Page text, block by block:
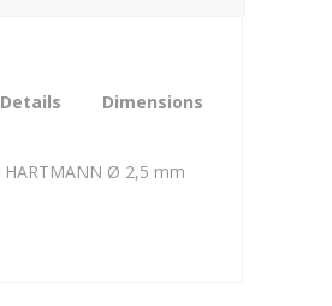
Details Dimensions
HARTMANN Ø 2,5 mm